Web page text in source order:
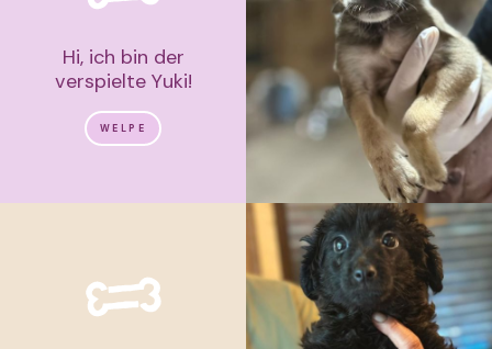
Hi, ich bin der
verspielte Yuki!
WELPE